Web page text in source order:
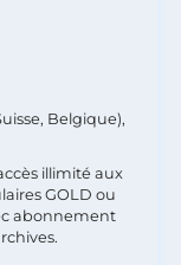
Belgique),
illimité aux
GOLD ou
abonnement